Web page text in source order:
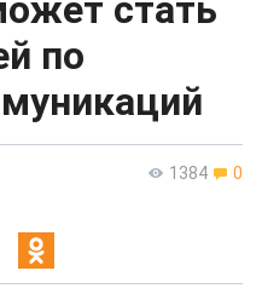
стать
по
1384 0